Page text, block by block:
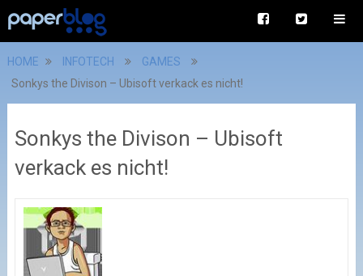
HOME INFOTECH
GAMES
Sonkys the Divison – Ubisoft verkack es nicht!
Sonkys the Divison – Ubisoft
verkack es nicht!